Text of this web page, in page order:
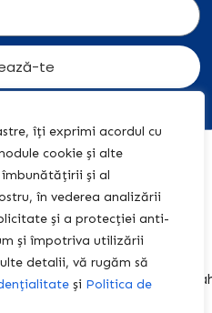
îți exprimi acordul cu
cookie și alte
și al
în vederea analizării
și a protecției anti-
și împotriva utilizării
detalii, vă rugăm să
și Politica de
te
de
de
+40 774
455 409
learn-